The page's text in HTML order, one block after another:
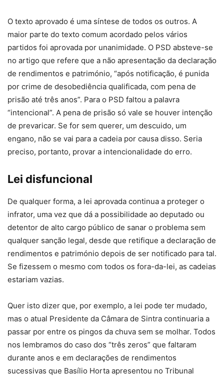
O texto aprovado é uma síntese de todos os outros. A
maior parte do texto comum acordado pelos vários
partidos foi aprovada por unanimidade. O PSD absteve-se
no artigo que refere que a não apresentação da declaração
de rendimentos e património, “após notificação, é punida
por crime de desobediência qualificada, com pena de
prisão até três anos”. Para o PSD faltou a palavra
“intencional”. A pena de prisão só vale se houver intenção
de prevaricar. Se for sem querer, um descuido, um
engano, não se vai para a cadeia por causa disso. Seria
preciso, portanto, provar a intencionalidade do erro.
Lei disfuncional
De qualquer forma, a lei aprovada continua a proteger o
infrator, uma vez que dá a possibilidade ao deputado ou
detentor de alto cargo público de sanar o problema sem
qualquer sanção legal, desde que retifique a declaração de
rendimentos e património depois de ser notificado para tal.
Se fizessem o mesmo com todos os fora-da-lei, as cadeias
estariam vazias.
Quer isto dizer que, por exemplo, a lei pode ter mudado,
mas o atual Presidente da Câmara de Sintra continuaria a
passar por entre os pingos da chuva sem se molhar. Todos
nos lembramos do caso dos “três zeros” que faltaram
durante anos e em declarações de rendimentos
sucessivas que Basílio Horta apresentou no Tribunal